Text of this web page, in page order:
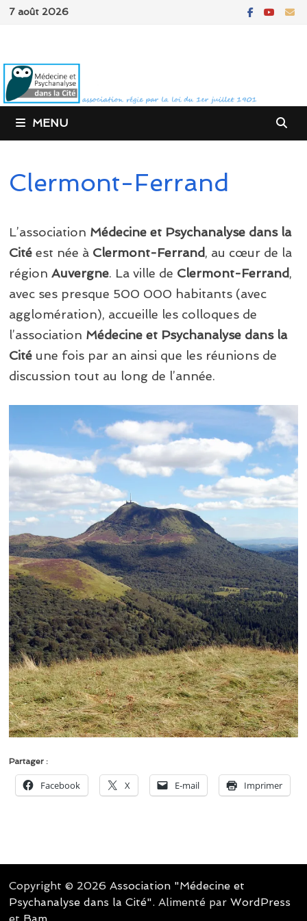
Passer
7 août 2026
MENU
Clermont-Ferrand
L’association Médecine et Psychanalyse dans la
Citéest née à Clermont-Ferrand, au cœur de la
région Auvergne. La ville de Clermont-Ferrand,
avec ses presque 500 000 habitants (avec
agglomération), accueille les colloques de
l’association Médecine et Psychanalyse dans la
Citéune fois par an ainsi que les réunions de
discussion tout au long de l’année.
Partager :
Facebook X E-mail Imprimer
Copyright © 2026 Association "Médecine et
Psychanalyse dans la Cité". Alimenté par WordPress